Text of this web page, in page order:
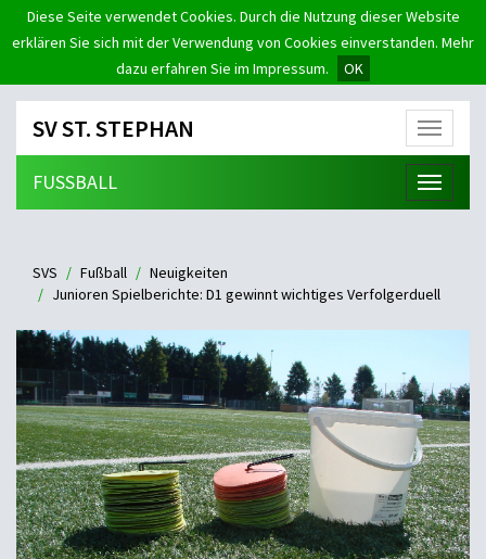
Diese Seite verwendet Cookies. Durch die Nutzung dieser Website
erklären Sie sich mit der Verwendung von Cookies einverstanden. Mehr
dazu erfahren Sie im Impressum.
OK
Menü
SV ST. STEPHAN
Menü
FUSSBALL
SVS Fußball
Neuigkeiten
Junioren Spielberichte: D1 gewinnt wichtiges Verfolgerduell